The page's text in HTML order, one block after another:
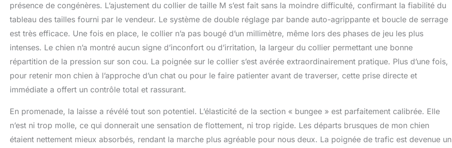
présence de congénères. L’ajustement du collier de taille M s’est fait sans la moindre difficulté, confirmant la fiabilité du
tableau des tailles fourni par le vendeur. Le système de double réglage par bande auto-agrippante et boucle de serrage
est très efficace. Une fois en place, le collier n’a pas bougé d’un millimètre, même lors des phases de jeu les plus
intenses. Le chien n’a montré aucun signe d’inconfort ou d’irritation, la largeur du collier permettant une bonne
répartition de la pression sur son cou. La poignée sur le collier s’est avérée extraordinairement pratique. Plus d’une fois,
pour retenir mon chien à l’approche d’un chat ou pour le faire patienter avant de traverser, cette prise directe et
immédiate a offert un contrôle total et rassurant.
En promenade, la laisse a révélé tout son potentiel. L’élasticité de la section « bungee » est parfaitement calibrée. Elle
n’est ni trop molle, ce qui donnerait une sensation de flottement, ni trop rigide. Les départs brusques de mon chien
étaient nettement mieux absorbés, rendant la marche plus agréable pour nous deux. La poignée de trafic est devenue un